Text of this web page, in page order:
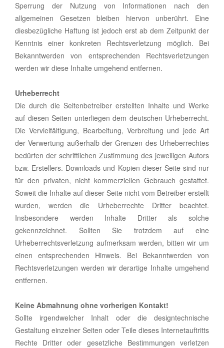
Sperrung der Nutzung von Informationen nach den
allgemeinen Gesetzen bleiben hiervon unberührt. Eine
diesbezügliche Haftung ist jedoch erst ab dem Zeitpunkt der
Kenntnis einer konkreten Rechtsverletzung möglich. Bei
Bekanntwerden von entsprechenden Rechtsverletzungen
werden wir diese Inhalte umgehend entfernen.
Urheberrecht
Die durch die Seitenbetreiber erstellten Inhalte und Werke
auf diesen Seiten unterliegen dem deutschen Urheberrecht.
Die Vervielfältigung, Bearbeitung, Verbreitung und jede Art
der Verwertung außerhalb der Grenzen des Urheberrechtes
bedürfen der schriftlichen Zustimmung des jeweiligen Autors
bzw. Erstellers. Downloads und Kopien dieser Seite sind nur
für den privaten, nicht kommerziellen Gebrauch gestattet.
Soweit die Inhalte auf dieser Seite nicht vom Betreiber erstellt
wurden, werden die Urheberrechte Dritter beachtet.
Insbesondere werden Inhalte Dritter als solche
gekennzeichnet. Sollten Sie trotzdem auf eine
Urheberrechtsverletzung aufmerksam werden, bitten wir um
einen entsprechenden Hinweis. Bei Bekanntwerden von
Rechtsverletzungen werden wir derartige Inhalte umgehend
entfernen.
Keine Abmahnung ohne vorherigen Kontakt!
Sollte irgendwelcher Inhalt oder die designtechnische
Gestaltung einzelner Seiten oder Teile dieses Internetauftritts
Rechte Dritter oder gesetzliche Bestimmungen verletzen